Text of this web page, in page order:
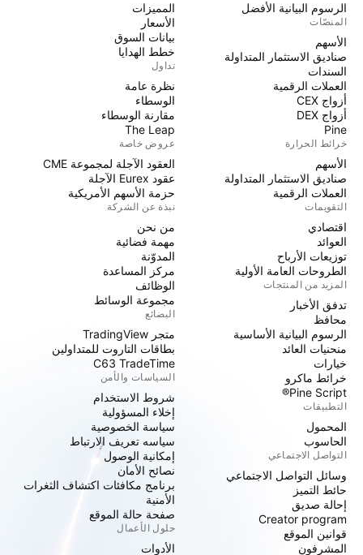
الرسوم البيانية الأفضل
المنصّات
الأسهم
صناديق الاستثمار المتداولة
السندات
العملات الرقمية
أزواج CEX
أزواج DEX
Pine
خرائط الحرارة
الأسهم
صناديق الاستثمار المتداولة
العملات الرقمية
التقويمات
اقتصادي
العوائد
توزيعات الأرباح
الطروحات العامة الأولية
المزيد من المنتجات
تدفق الأخبار
محافظ
الرسوم البيانية الأساسية
منحنيات العائد
خيارات
خرائط ماكرو
Pine Script®
التطبيقات
المحمول
الحاسوب
التواصل الاجتماعي
وسائل التواصل الاجتماعي
حائط التميز
إحالة صديق
Creator program
قوانين الموقع
المشرفون
المميزات
الأسعار
بيانات السوق
خطط الهدايا
تداول
نظرة عامة
الوسطاء
مقارنة الوسطاء
The Leap
عروض خاصة
العقود الآجلة لمجموعة CME
عقود Eurex الآجلة
حزمة الأسهم الأمريكية
نبذة عن الشركة
من نحن
مهمة فضائية
المدوّنة
مركز المساعدة
الوظائف
مجموعة الوسائط
البضائع
متجر TradingView
بطاقات التاروت للمتداولين
C63 TradeTime
السياسات والأمن
شروط الاستخدام
إخلاء المسؤولية
سياسة الخصوصية
سياسه تعريف الارتباط
إمكانية الوصول
نصائح الأمان
برنامج مكافئات اكتشاف الثغرات
الأمنية
صفحة حالة الموقع
حلول الأعمال
الأدوات